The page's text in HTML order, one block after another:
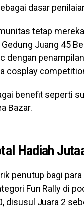
dasar
tetap
Juang 45
dengan
cosplay
benefit seperti
Bazar.
Hadiah
penutup bagi
Fun Rally di
disusul Juara 2